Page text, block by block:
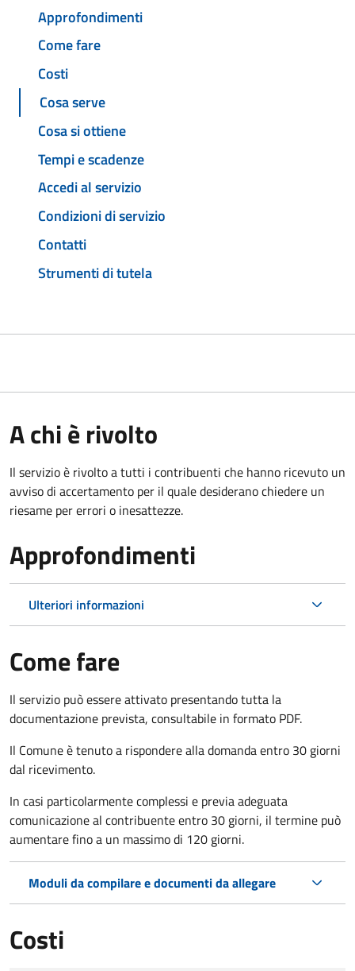
Approfondimenti
Come fare
Costi
Cosa serve
Cosa si ottiene
Tempi e scadenze
Accedi al servizio
Condizioni di servizio
Contatti
Strumenti di tutela
A chi è rivolto
Il servizio è rivolto a tutti i contribuenti che hanno ricevuto un
avviso di accertamento per il quale desiderano chiedere un
riesame per errori o inesattezze.
Approfondimenti
Ulteriori informazioni
Come fare
Il servizio può essere attivato presentando tutta la
documentazione prevista, consultabile in formato PDF.
Il Comune è tenuto a rispondere alla domanda entro 30 giorni
dal ricevimento.
In casi particolarmente complessi e previa adeguata
comunicazione al contribuente entro 30 giorni, il termine può
aumentare fino a un massimo di 120 giorni.
Moduli da compilare e documenti da allegare
Costi